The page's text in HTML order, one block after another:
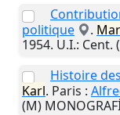
politique
.
1954. U.I.: Cent.
Histoire
Karl. Paris :
(M)